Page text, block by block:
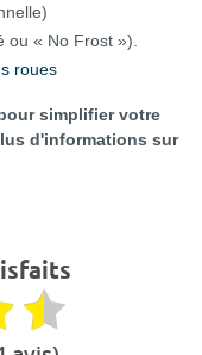
ou « No Frost »).
roues
simplifier votre
d'informations sur